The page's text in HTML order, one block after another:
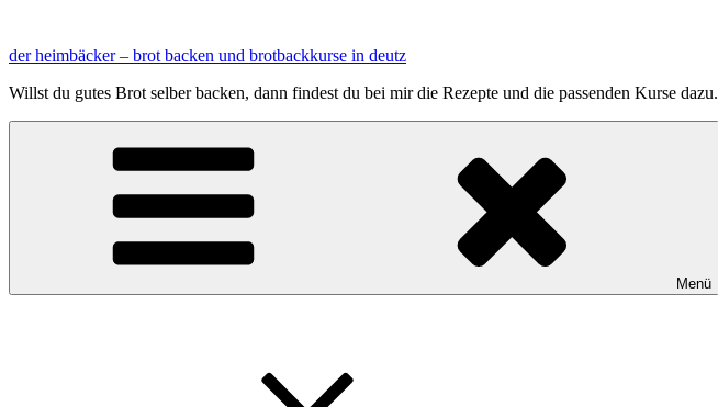
springen
der heimbäcker – brot backen und brotbackkurse in deutz
Willst du gutes Brot selber backen, dann findest du bei mir die Rezepte und die passenden Kurse dazu.
Menü